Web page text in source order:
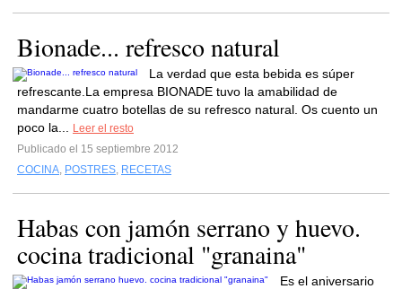
Bionade... refresco natural
La verdad que esta bebida es súper
refrescante.La empresa BIONADE tuvo la amabilidad de
mandarme cuatro botellas de su refresco natural. Os cuento un
poco la...
Leer el resto
Publicado el 15 septiembre 2012
COCINA, POSTRES, RECETAS
Habas con jamón serrano y huevo.
cocina tradicional "granaina"
Es el aniversario